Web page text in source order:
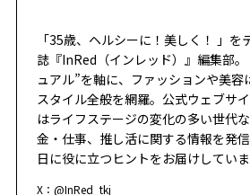
「35歳、ヘルシーに！美しく！ 」
誌『InRed（インレッド）』編集部
ュアル”を軸に、ファッションや美容
スタイル全般を網羅。公式ウェブサ
はライフステージの変化の多い世代
金・仕事、推し活に関する情報を発
日に役に立つヒントをお届けしていま
X：@InRed_tkj